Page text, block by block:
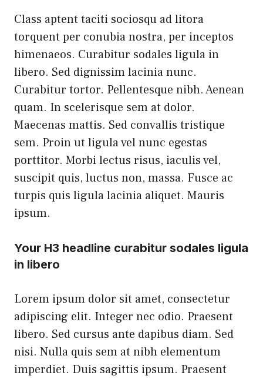
Class aptent taciti sociosqu ad litora
torquent per conubia nostra, per inceptos
himenaeos. Curabitur sodales ligula in
libero. Sed dignissim lacinia nunc.
Curabitur tortor. Pellentesque nibh. Aenean
quam. In scelerisque sem at dolor.
Maecenas mattis. Sed convallis tristique
sem. Proin ut ligula vel nunc egestas
porttitor. Morbi lectus risus, iaculis vel,
suscipit quis, luctus non, massa. Fusce ac
turpis quis ligula lacinia aliquet. Mauris
ipsum.
Your H3 headline curabitur sodales ligula
in libero
Lorem ipsum dolor sit amet, consectetur
adipiscing elit. Integer nec odio. Praesent
libero. Sed cursus ante dapibus diam. Sed
nisi. Nulla quis sem at nibh elementum
imperdiet. Duis sagittis ipsum. Praesent